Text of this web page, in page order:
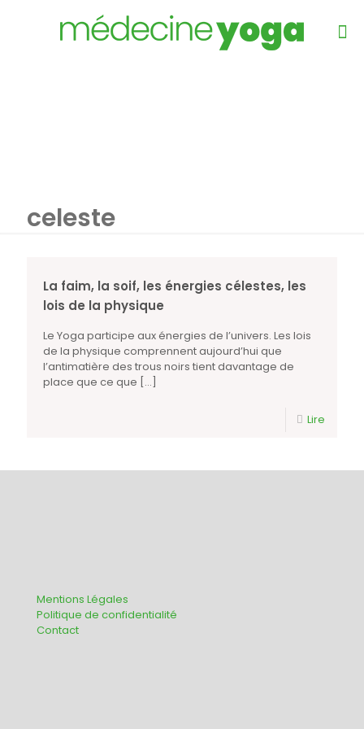
celeste
La faim, la soif, les énergies célestes, les
lois de la physique
Le Yoga participe aux énergies de l’univers. Les lois
de la physique comprennent aujourd’hui que
l’antimatière des trous noirs tient davantage de
place que ce que […]
Lire
Mentions Légales
Politique de confidentialité
Contact